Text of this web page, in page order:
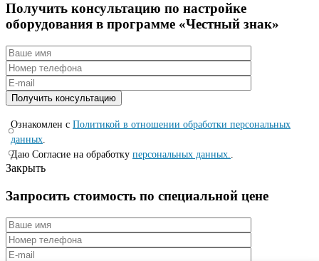
Получить консультацию по настройке
оборудования в программе «Честный знак»
Ознакомлен с Политикой в отношении обработки персональных
данных.
Даю Согласие на обработку персональных данных..
Закрыть
Запросить стоимость по специальной цене